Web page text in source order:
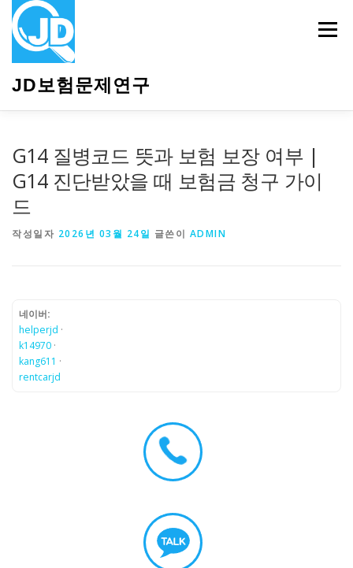
JD보험문제연구
메뉴
G14 질병코드 뜻과 보험 보장 여부 |
G14 진단받았을 때 보험금 청구 가이
드
작성일자 2026년 03월 24일 글쓴이 ADMIN
네이버:
helperjd ·
k14970 ·
kang611 ·
rentcarjd